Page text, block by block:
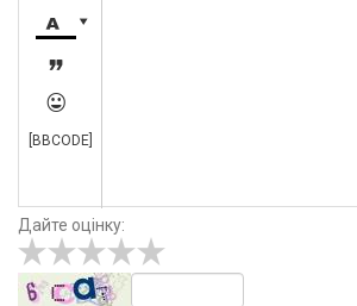




[BBCODE]
Дайте оцінку: